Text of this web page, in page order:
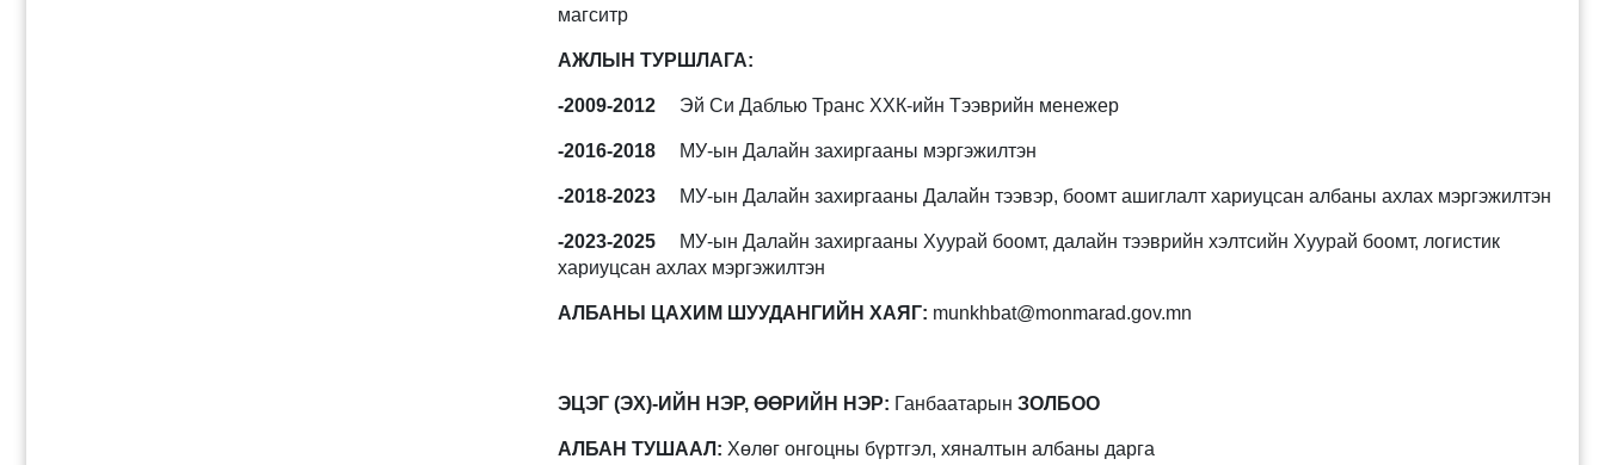
магситр
АЖЛЫН ТУРШЛАГА:
-2009-2012 Эй Си Даблью Транс ХХК-ийн Тээврийн менежер
-2016-2018 МУ-ын Далайн захиргааны мэргэжилтэн
-2018-2023 МУ-ын Далайн захиргааны Далайн тээвэр, боомт ашиглалт хариуцсан албаны ахлах мэргэжилтэн
-2023-2025
МУ-ын Далайн захиргааны Хуурай боомт, далайн тээврийн хэлтсийн Хуурай боомт, логистик
хариуцсан ахлах мэргэжилтэн
АЛБАНЫ ЦАХИМ ШУУДАНГИЙН ХАЯГ: munkhbat@monmarad.gov.mn
ЭЦЭГ (ЭХ)-ИЙН НЭР, ӨӨРИЙН НЭР: ГанбаатарынЗОЛБОО
АЛБАН ТУШААЛ: Хөлөг онгоцны бүртгэл, хяналтын албаны дарга